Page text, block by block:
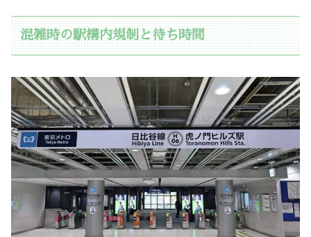
混雑時の駅構内規制と待ち時間